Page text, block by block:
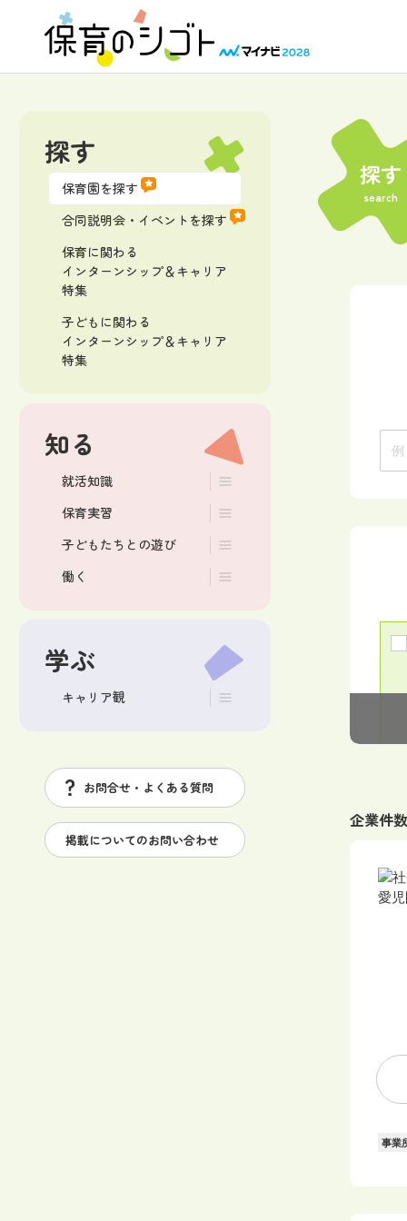
探す
保育園を探す
合同説明会・イベントを探す
保育に関わる
インターンシップ＆キャリア
特集
子どもに関わる
インターンシップ＆キャリア
特集
知る
就活知識
保育実習
子どもたちとの遊び
働く
学ぶ
キャリア観
お問合せ・よくある質問
掲載についてのお問い合わせ
探す
search
企業件数
事業